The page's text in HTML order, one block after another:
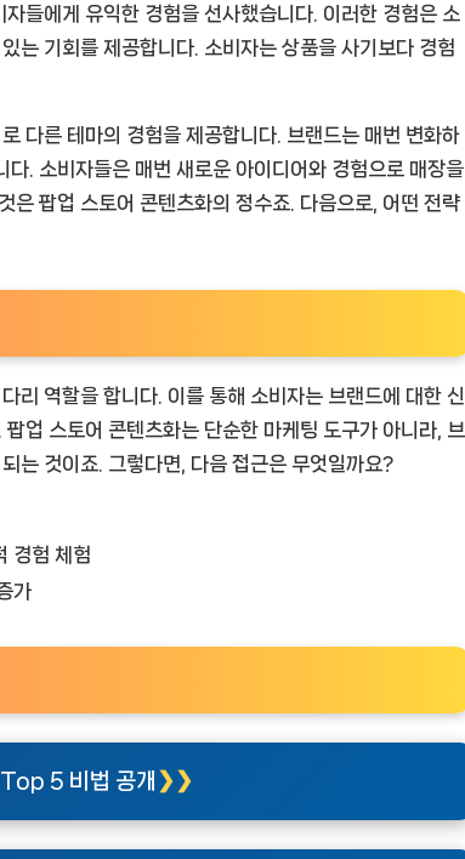
들에게 유익한 경험을 선사했습니다. 이러한 경험은 소
는 기회를 제공합니다. 소비자는 상품을 사기보다 경험
다른 테마의 경험을 제공합니다. 브랜드는 매번 변화하
. 소비자들은 매번 새로운 아이디어와 경험으로 매장을
은 팝업 스토어 콘텐츠화의 정수죠. 다음으로, 어떤 전략
리 역할을 합니다. 이를 통해 소비자는 브랜드에 대한 신
업 스토어 콘텐츠화는 단순한 마케팅 도구가 아니라, 브
는 것이죠. 그렇다면, 다음 접근은 무엇일까요?
경험 체험
가
5 비법 공개